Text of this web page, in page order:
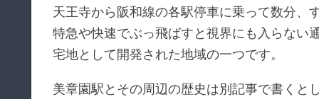
天王寺から阪和線の各駅停車に乗って数分、
特急や快速でぶっ飛ばすと視界にも入らない
宅地として開発された地域の一つです。
美章園駅とその周辺の歴史は別記事で書くと